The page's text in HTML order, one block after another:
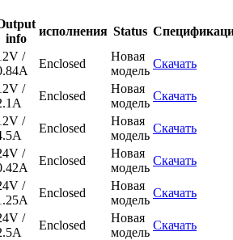
info
исполнения Status
/
Enclosed
Новая
модель
Скачать
/
Enclosed
Новая
модель
Скачать
/
Enclosed
Новая
модель
Скачать
/
Enclosed
Новая
модель
Скачать
/
Enclosed
Новая
модель
Скачать
/
Enclosed
Новая
модель
Скачать